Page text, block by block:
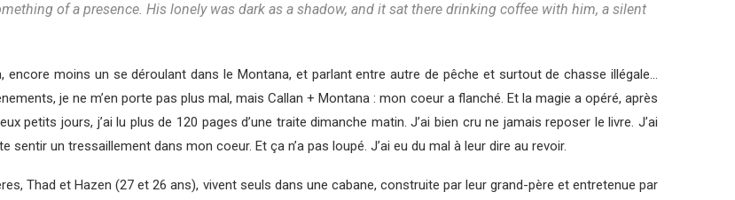
of a presence. His lonely was dark as a shadow, and it sat there drinking coffee with him, a silent
encore moins un se déroulant dans le Montana, et parlant entre autre de pêche et surtout de chasse illégale…
je ne m’en porte pas plus mal, mais Callan + Montana : mon coeur a flanché. Et la magie a opéré, après
petits jours, j’ai lu plus de 120 pages d’une traite dimanche matin. J’ai bien cru ne jamais reposer le livre. J’ai
un tressaillement dans mon coeur. Et ça n’a pas loupé. J’ai eu du mal à leur dire au revoir.
Thad et Hazen (27 et 26 ans), vivent seuls dans une cabane, construite par leur grand-père et entretenue par